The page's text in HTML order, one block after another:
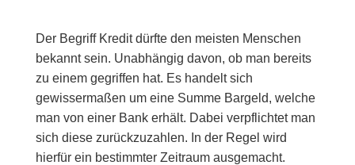
Der Begriff Kredit dürfte den meisten Menschen
bekannt sein. Unabhängig davon, ob man bereits
zu einem gegriffen hat. Es handelt sich
gewissermaßen um eine Summe Bargeld, welche
man von einer Bank erhält. Dabei verpflichtet man
sich diese zurückzuzahlen. In der Regel wird
hierfür ein bestimmter Zeitraum ausgemacht.